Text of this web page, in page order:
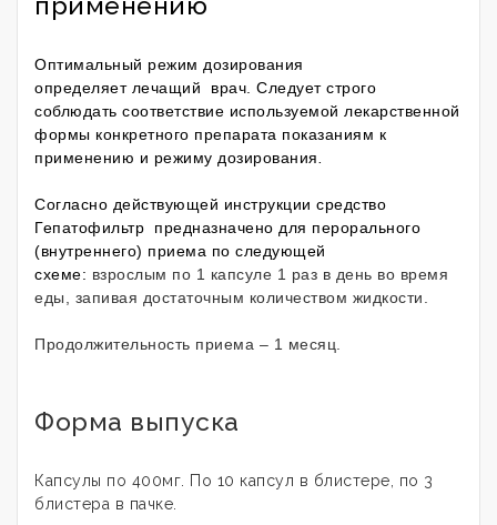
Оптимальный режим дозирования
определяет лечащий врач. Следует строго
соблюдать соответствие используемой лекарственной
формы конкретного препарата показаниям к
применению и режиму дозирования
Согласно действующей инструкции средство
Гепатофильтр предназначено для перорального
(внутреннего) приема по следующей
схеме: взрослым по 1 капсуле 1 раз в день во время
еды, запивая достаточным количеством жидкости.
Продолжительность приема – 1 месяц.
Форма выпуска
Капсулы по 400мг. По 10 капсул в блистере, по 3
блистера в пачке.